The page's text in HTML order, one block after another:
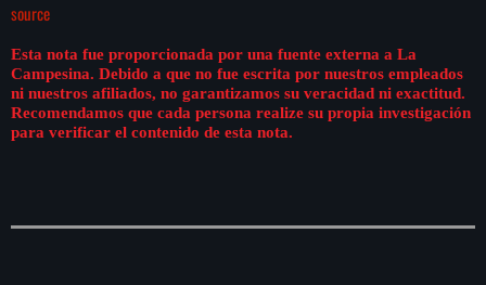
source
Esta nota fue proporcionada por una fuente externa a La
Campesina. Debido a que no fue escrita por nuestros empleados
ni nuestros afiliados, no garantizamos su veracidad ni exactitud.
Recomendamos que cada persona realize su propia investigación
para verificar el contenido de esta nota.